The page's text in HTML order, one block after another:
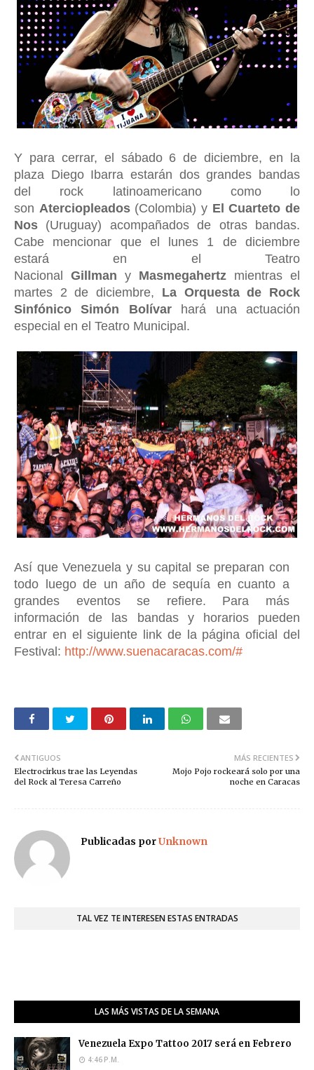
Y para cerrar, el sábado 6 de diciembre, en la
plaza Diego Ibarra estarán dos grandes bandas
del rock latinoamericano como lo
son Aterciopleados (Colombia) y El Cuarteto de
Nos (Uruguay) acompañados de otras bandas.
Cabe mencionar que el lunes 1 de diciembre
estará en el Teatro
Nacional
Gillman y Masmegahertz mientras el
martes 2 de diciembre,
La Orquesta de Rock
Sinfónico Simón Bolívar
hará una actuación
especial en el Teatro Municipal.
Así que Venezuela y su capital se preparan con
todo luego de un año de sequía en cuanto a
grandes eventos se refiere. Para más
información de las bandas y horarios pueden
entrar en el siguiente link de la página oficial del
Festival: http://www.suenacaracas.com/#
MÁS RECIENTES
Mojo Pojo rockeará solo por una
noche en Caracas
ANTIGUOS
Electrocirkus trae las Leyendas
del Rock al Teresa Carreño
Publicadas porUnknown
TAL VEZ TE INTERESEN ESTAS ENTRADAS
LAS MÁS VISTAS DE LA SEMANA
Venezuela Expo Tattoo 2017 será en Febrero
4:46 P.M.